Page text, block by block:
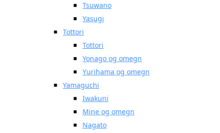
Tsuwano
Yasugi
Tottori
Tottori
Yonago og omegn
Yurihama og omegn
Yamaguchi
Iwakuni
Mine og omegn
Nagato